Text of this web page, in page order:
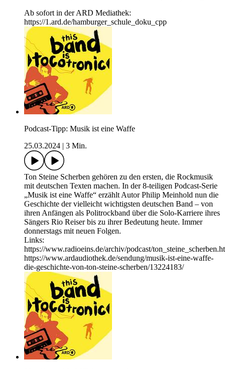
Ab sofort in der ARD Mediathek:
https://1.ard.de/hamburger_schule_doku_cpp
Podcast-Tipp: Musik ist eine Waffe
25.03.2024
3 Min.
Ton Steine Scherben gehören zu den ersten, die Rockmusik
mit deutschen Texten machen. In der 8-teiligen Podcast-Serie
„Musik ist eine Waffe“ erzählt Autor Philip Meinhold nun die
Geschichte der vielleicht wichtigsten deutschen Band – von
ihren Anfängen als Politrockband über die Solo-Karriere ihres
Sängers Rio Reiser bis zu ihrer Bedeutung heute. Immer
donnerstags mit neuen Folgen.
Links:
https://www.radioeins.de/archiv/podcast/
https://www.ardaudiothek.de/sendung/musik-ist-eine-waffe-
die-geschichte-von-ton-steine-scherben/13224183/